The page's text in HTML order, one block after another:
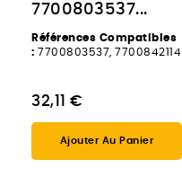
7700803537...
Références Compatibles
: 7700803537, 7700842114
32,11 €
Ajouter Au Panier